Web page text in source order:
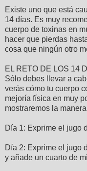
Existe uno que está
14 días. Es muy
cuerpo de toxinas en
hacer que pierdas
cosa que ningún otro
EL RETO DE LOS 14
Sólo debes llevar a
verás cómo tu cuerpo
mejoría física en muy
mostraremos la
Día 1: Exprime el jugo
Día 2: Exprime el jugo
y añade un cuarto de